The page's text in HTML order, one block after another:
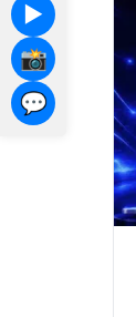
▶️
📸
💬